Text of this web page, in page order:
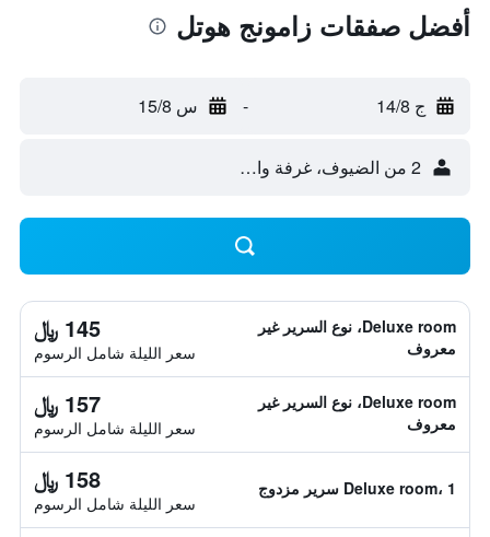
أفضل صفقات زامونج هوتل
ج 14/8 - س 15/8
2 من الضيوف، غرفة واحدة
Deluxe room، نوع السرير غير
معروف
145 ﷼
سعر الليلة شامل الرسوم
Deluxe room، نوع السرير غير
معروف
157 ﷼
سعر الليلة شامل الرسوم
Deluxe room، 1 سرير مزدوج 158 ﷼
سعر الليلة شامل الرسوم